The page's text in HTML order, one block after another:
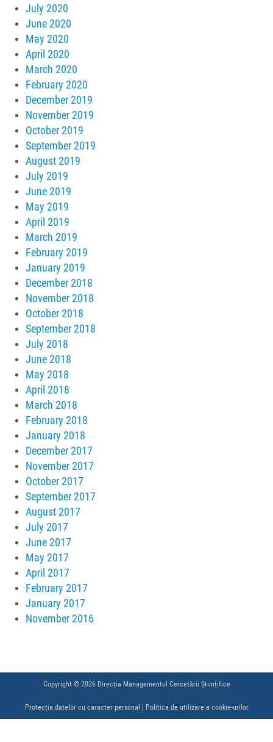
July 2020
June 2020
May 2020
April 2020
March 2020
February 2020
December 2019
November 2019
October 2019
September 2019
August 2019
July 2019
June 2019
May 2019
April 2019
March 2019
February 2019
January 2019
December 2018
November 2018
October 2018
September 2018
July 2018
June 2018
May 2018
April 2018
March 2018
February 2018
January 2018
December 2017
November 2017
October 2017
September 2017
August 2017
July 2017
June 2017
May 2017
April 2017
February 2017
January 2017
November 2016
Copyright © 2026 Direcția Managementul Cercetării Științifice
Protecția datelor cu caracter personal Politica de utilizare a cookie-urilor